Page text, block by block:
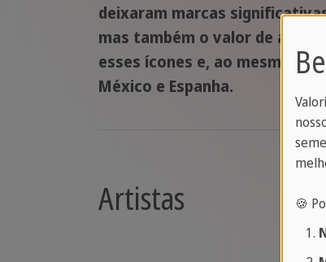
deixaram marcas
mas também o valor de
esses ícones e, ao mesmo
México e Espanha.
Artistas
🍪